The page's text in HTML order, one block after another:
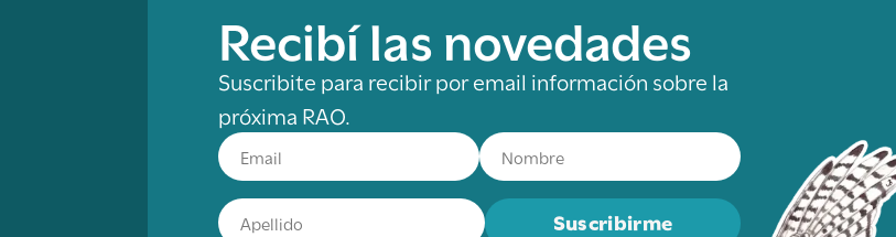
Recibí las novedades
Suscribite para recibir por email información sobre la
próxima RAO.
Suscribirme